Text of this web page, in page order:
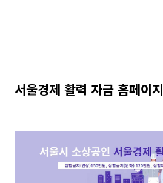
서울경제 활력 자금 홈페이지